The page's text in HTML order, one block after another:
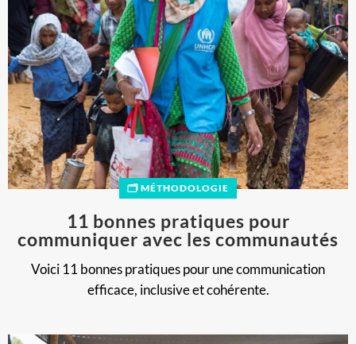
🗂️ MÉTHODOLOGIE
11 bonnes pratiques pour
communiquer avec les communautés
Voici 11 bonnes pratiques pour une communication
efficace, inclusive et cohérente.